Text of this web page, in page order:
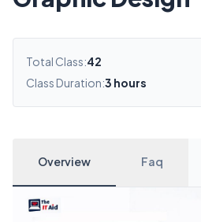
Total Class:42
Class Duration:3 hours
Overview Faq